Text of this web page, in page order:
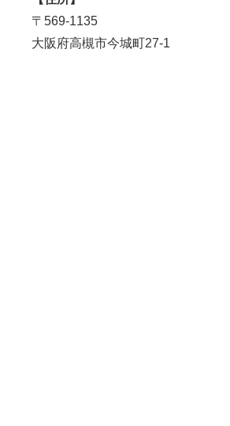
〒569-1135
大阪府高槻市今城町27-1